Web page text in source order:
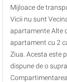
Mijloace de
Vicii nu sunt
apartamente Alte
apartament cu 2
Ziua. Acesta este
dispune de o